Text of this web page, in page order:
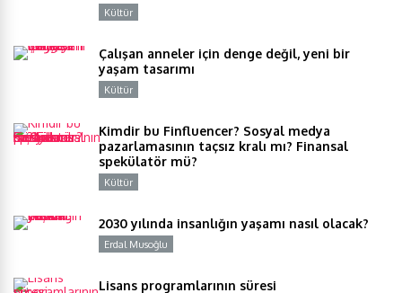
Kültür
Çalışan anneler için denge değil, yeni bir
yaşam tasarımı
Kültür
Kimdir bu Finfluencer? Sosyal medya
pazarlamasının taçsız kralı mı? Finansal
spekülatör mü?
Kültür
2030 yılında insanlığın yaşamı nasıl olacak?
Erdal Musoğlu
Lisans programlarının süresi